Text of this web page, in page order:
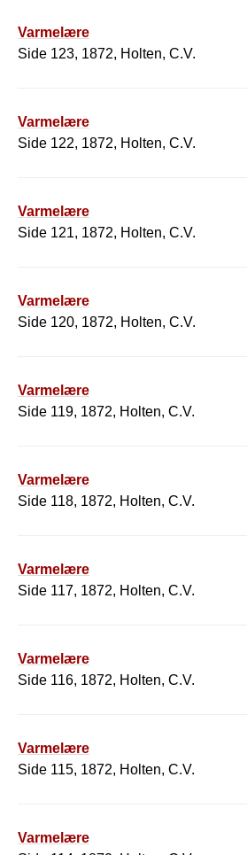
Varmelære
Side 123, 1872, Holten, C.V.
Varmelære
Side 122, 1872, Holten, C.V.
Varmelære
Side 121, 1872, Holten, C.V.
Varmelære
Side 120, 1872, Holten, C.V.
Varmelære
Side 119, 1872, Holten, C.V.
Varmelære
Side 118, 1872, Holten, C.V.
Varmelære
Side 117, 1872, Holten, C.V.
Varmelære
Side 116, 1872, Holten, C.V.
Varmelære
Side 115, 1872, Holten, C.V.
Varmelære